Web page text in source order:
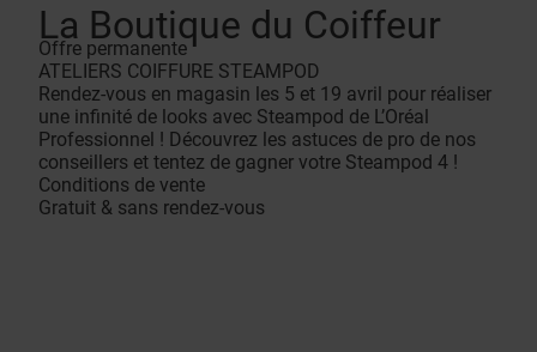
La Boutique du Coiffeur
Offre permanente
ATELIERS COIFFURE STEAMPOD
Rendez-vous en magasin les 5 et 19 avril pour réaliser
une infinité de looks avec Steampod de L’Oréal
Professionnel ! Découvrez les astuces de pro de nos
conseillers et tentez de gagner votre Steampod 4 !
Conditions de vente
Gratuit & sans rendez-vous